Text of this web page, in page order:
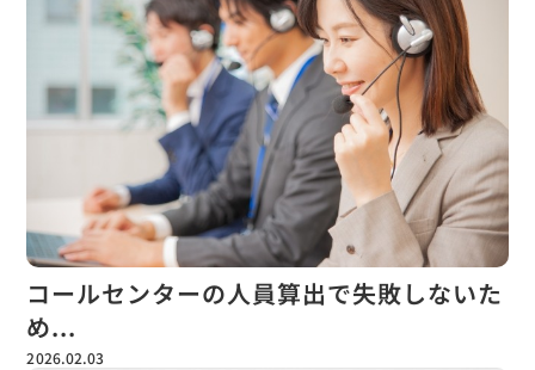
コールセンターの人員算出で失敗しないた
め...
2026.02.03